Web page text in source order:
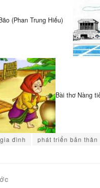
(Phan Trung Hiếu)
Bài thơ Nàng
gia đình phát triển bản thân